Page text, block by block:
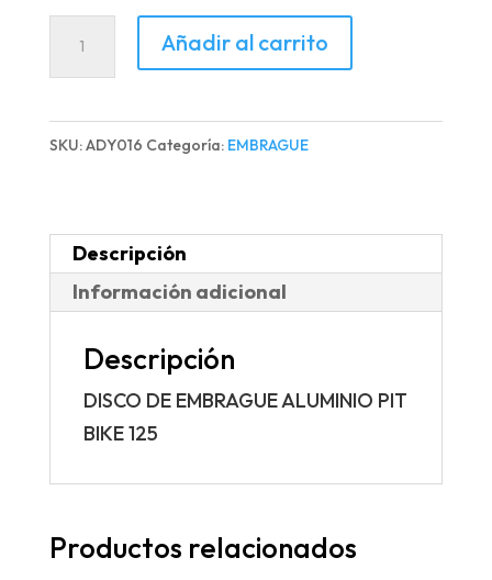
ALUMINIO
125
cantidad
Añadir al carrito
SKU:ADY016 Categoría: EMBRAGUE
Descripción
Información adicional
Descripción
DISCO DE EMBRAGUE ALUMINIO PIT
BIKE 125
Productos relacionados